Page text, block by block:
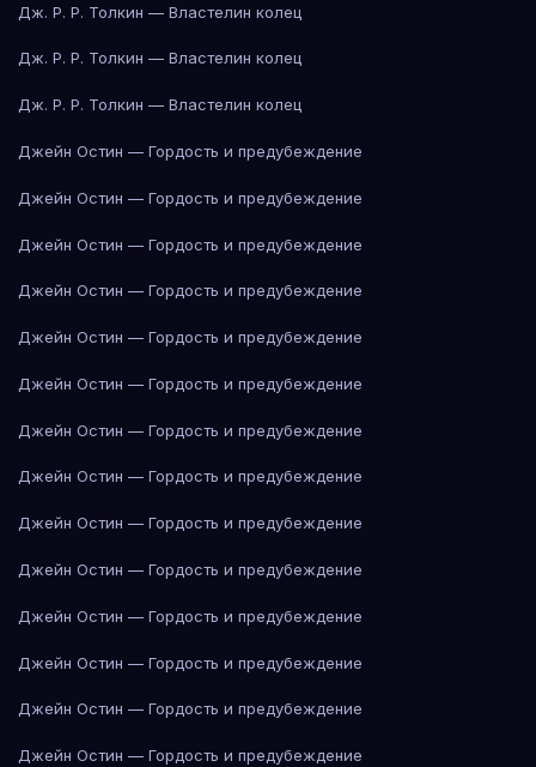
Дж. Р. Р. Толкин — Властелин колец
Дж. Р. Р. Толкин — Властелин колец
Дж. Р. Р. Толкин — Властелин колец
Джейн Остин — Гордость и предубеждение
Джейн Остин — Гордость и предубеждение
Джейн Остин — Гордость и предубеждение
Джейн Остин — Гордость и предубеждение
Джейн Остин — Гордость и предубеждение
Джейн Остин — Гордость и предубеждение
Джейн Остин — Гордость и предубеждение
Джейн Остин — Гордость и предубеждение
Джейн Остин — Гордость и предубеждение
Джейн Остин — Гордость и предубеждение
Джейн Остин — Гордость и предубеждение
Джейн Остин — Гордость и предубеждение
Джейн Остин — Гордость и предубеждение
Джейн Остин — Гордость и предубеждение